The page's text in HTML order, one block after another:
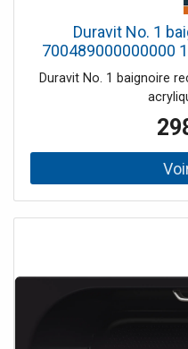
Duravit No. 1
700489000000000
encastrable,
Duravit No. 1 baignoire